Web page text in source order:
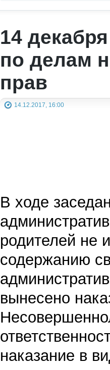
14
по делам
прав
14.12.2017, 16:00
В ходе
родителей не
содержанию
вынесено
наказание в